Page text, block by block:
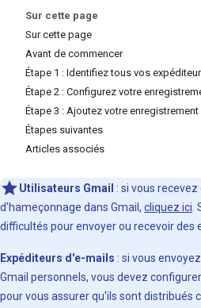
Sur cette page
Sur cette page
Avant de commencer
Étape 1 : Identifiez tous vos
Étape 2 : Configurez votre
Étape 3 : Ajoutez votre
Étapes suivantes
Articles associés
Utilisateurs Gmail : si vous
d'hameçonnage dans Gmail, cliquez ici
difficultés pour envoyer ou recevoir des
Expéditeurs d'e-mails : si vous
Gmail personnels, vous devez
pour vous assurer qu'ils sont distribués